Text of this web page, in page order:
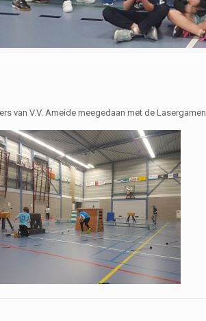
van V.V. Ameide meegedaan met de